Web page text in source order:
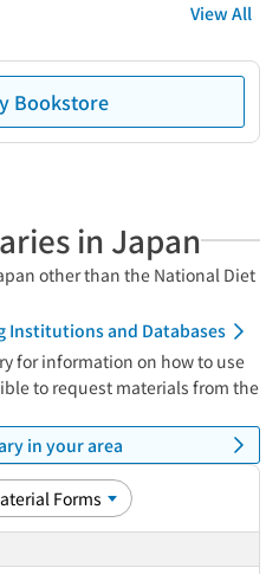
View All
Bookstore
in Japan
other than the National Diet
Institutions and Databases
for information on how to use
to request materials from the
in your area